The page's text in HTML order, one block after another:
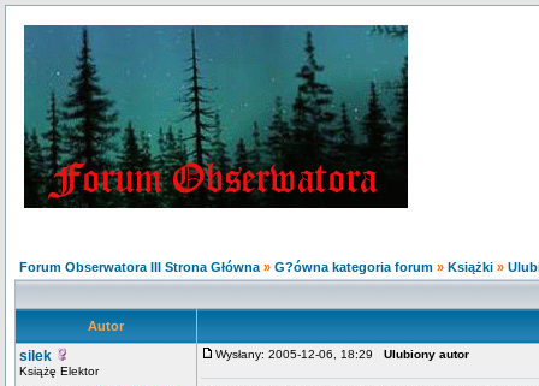
Forum Obserwatora III Strona Główna » G?ówna kategoria forum » Książki »
Autor
silek
Książę Elektor
Wysłany: 2005-12-06, 18:29 Ulubiony autor